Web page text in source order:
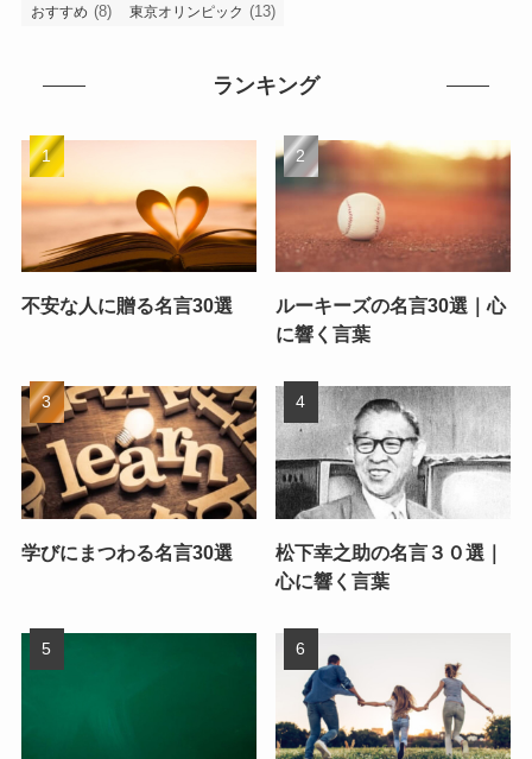
おすすめ (8) 東京オリンピック (13)
ランキング
不安な人に贈る名言30選
ルーキーズの名言30選｜心
に響く言葉
学びにまつわる名言30選
松下幸之助の名言３０選｜
心に響く言葉